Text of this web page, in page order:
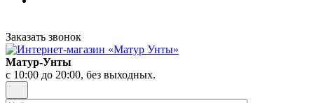
Заказать звонок
Матур-Унты
с 10:00 до 20:00, без выходных.